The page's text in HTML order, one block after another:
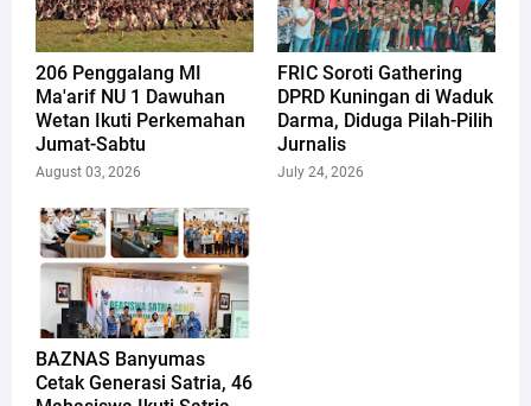
206 Penggalang MI
Ma'arif NU 1 Dawuhan
Wetan Ikuti Perkemahan
Jumat-Sabtu
August 03, 2026
FRIC Soroti Gathering
DPRD Kuningan di Waduk
Darma, Diduga Pilah-Pilih
Jurnalis
July 24, 2026
​BAZNAS Banyumas
Cetak Generasi Satria, 46